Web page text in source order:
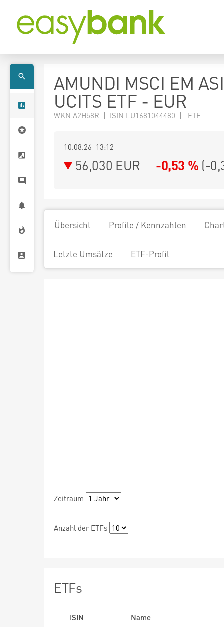
AMUNDI MSCI EM
UCITS ETF - EUR
WKN A2H58R | ISIN LU1681044480 | ETF
10.08.26 13:12
56,030 EUR -0,53 % (-
Übersicht Profile / Kennzahlen
Letzte Umsätze ETF-Profil
Zeitraum
Anzahl der ETFs
ETFs
ISIN
Name